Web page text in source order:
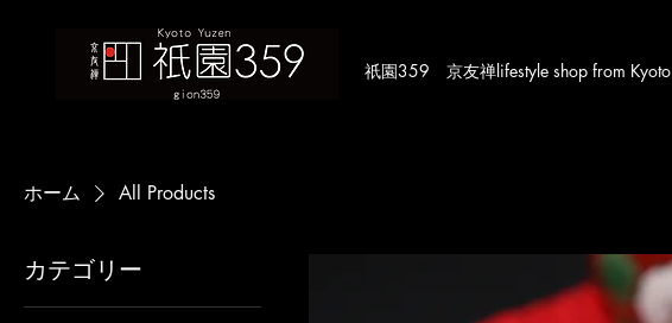
​祇園359 京友禅lifestyle shop from Kyoto
ホーム All Products
カテゴリー